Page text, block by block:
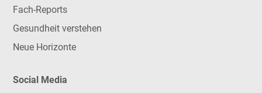
Fach-Reports
Gesundheit verstehen
Neue Horizonte
Social Media